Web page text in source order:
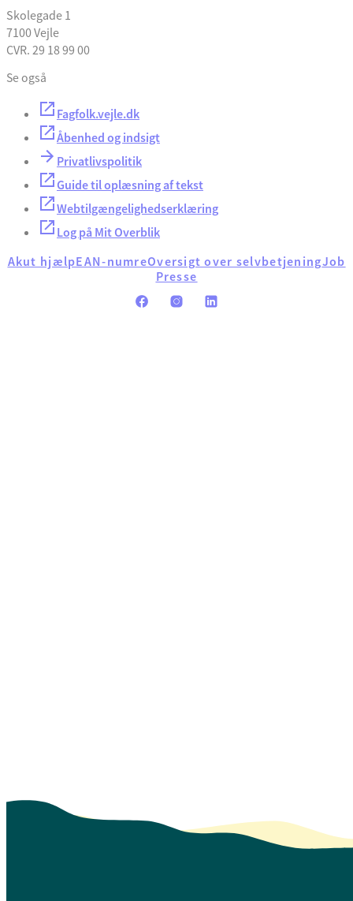
Skolegade 1
7100 Vejle
CVR. 29 18 99 00
Se også
Fagfolk.vejle.dk
Åbenhed og indsigt
Privatlivspolitik
Guide til oplæsning af tekst
Webtilgængelighedserklæring
Log på Mit Overblik
Akut hjælpEAN-numreOversigt over selvbetjeningJob
Presse